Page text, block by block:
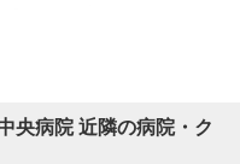
央病院近隣の病院・ク